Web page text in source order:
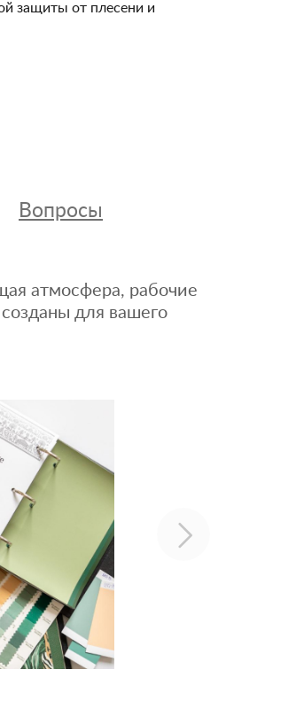
защиты от плесени и
Вопросы
атмосфера, рабочие
для вашего